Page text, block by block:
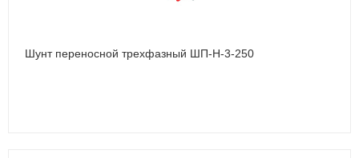
Шунт переносной трехфазный ШП-Н-3-250